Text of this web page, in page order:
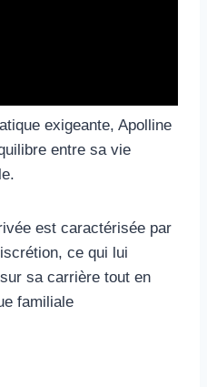
exigeante, Apolline
entre sa vie
est caractérisée par
ce qui lui
sa carrière tout en
familiale